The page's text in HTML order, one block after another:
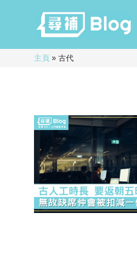
主頁» 古代